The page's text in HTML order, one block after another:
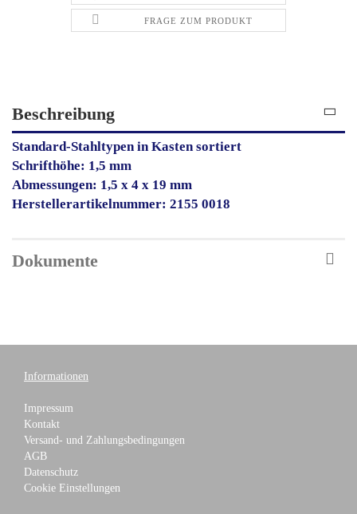
FRAGE ZUM PRODUKT
Beschreibung
Standard-Stahltypen in Kasten sortiert
Schrifthöhe: 1,5 mm
Abmessungen: 1,5 x 4 x 19 mm
Herstellerartikelnummer: 2155 0018
Dokumente
Informationen
Impressum
Kontakt
Versand- und Zahlungsbedingungen
AGB
Datenschutz
Cookie Einstellungen